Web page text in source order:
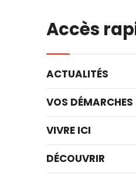
Accès
ACTUALITÉS
VOS DÉMARCHES
VIVRE ICI
DÉCOUVRIR